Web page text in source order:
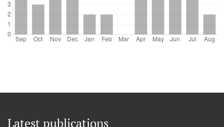
Latest publications